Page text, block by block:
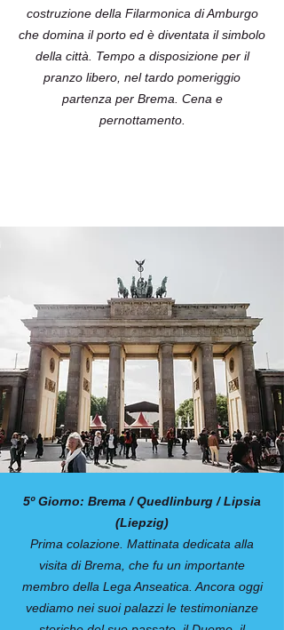
costruzione della Filarmonica di Amburgo
che domina il porto ed è diventata il simbolo
della città. Tempo a disposizione per il
pranzo libero, nel tardo pomeriggio
partenza per Brema. Cena e
pernottamento.
5º Giorno: Brema / Quedlinburg / Lipsia
(Liepzig)
Prima colazione. Mattinata dedicata alla
visita di Brema, che fu un importante
membro della Lega Anseatica. Ancora oggi
vediamo nei suoi palazzi le testimonianze